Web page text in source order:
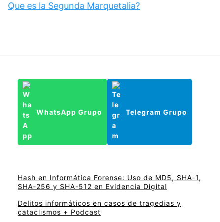
Que es la Segunda Marquetalia?
WhatsApp Grupo Telegram Grupo
Hash en Informática Forense: Uso de MD5, SHA-1,
SHA-256 y SHA-512 en Evidencia Digital
Delitos informáticos en casos de tragedias y
cataclismos + Podcast